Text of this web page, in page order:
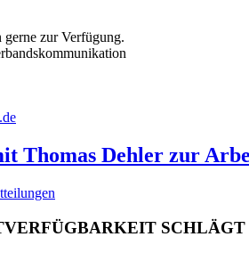
zur Verfügung.
Thomas Dehler zur